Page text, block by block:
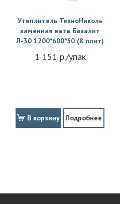
Утеплитель ТехноНиколь
каменная вата Базалит
Л-30 1200*600*50 (8 плит)
1 151 р./упак
В корзину Подробнее